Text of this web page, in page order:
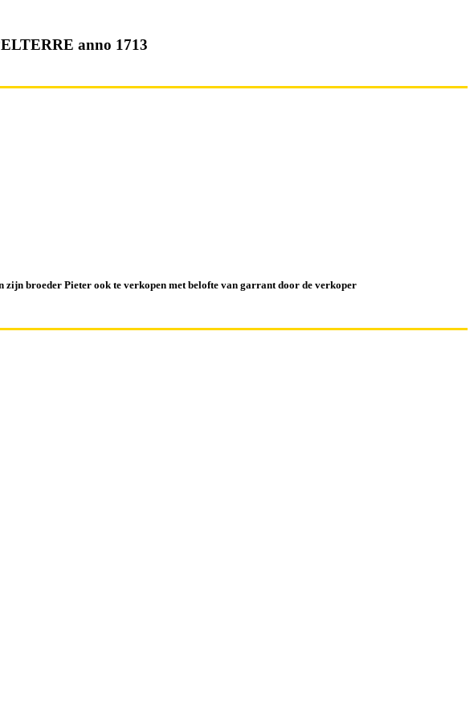
anno 1713
broeder Pieter ook te verkopen met belofte van garrant door de verkoper